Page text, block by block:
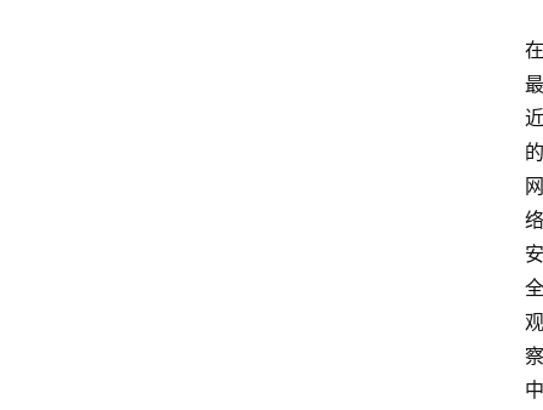
在
最
近
的
网
络
安
全
观
察
中